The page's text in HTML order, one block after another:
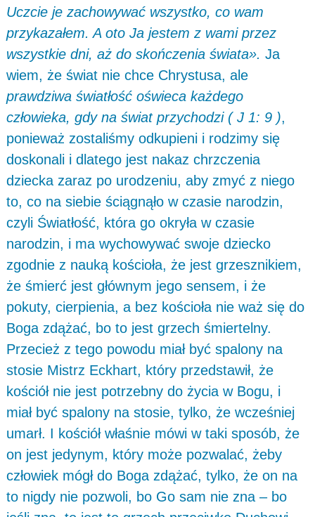
Uczcie je zachowywać wszystko, co wam
przykazałem. A oto Ja jestem z wami przez
wszystkie dni, aż do skończenia świata». Ja
wiem, że świat nie chce Chrystusa, ale
prawdziwa światłość oświeca każdego
człowieka, gdy na świat przychodzi ( J 1: 9 ),
ponieważ zostaliśmy odkupieni i rodzimy się
doskonali i dlatego jest nakaz chrzczenia
dziecka zaraz po urodzeniu, aby zmyć z niego
to, co na siebie ściągnąło w czasie narodzin,
czyli Światłość, która go okryła w czasie
narodzin, i ma wychowywać swoje dziecko
zgodnie z nauką kościoła, że jest grzesznikiem,
że śmierć jest głównym jego sensem, i że
pokuty, cierpienia, a bez kościoła nie waż się do
Boga zdążać, bo to jest grzech śmiertelny.
Przecież z tego powodu miał być spalony na
stosie Mistrz Eckhart, który przedstawił, że
kościół nie jest potrzebny do życia w Bogu, i
miał być spalony na stosie, tylko, że wcześniej
umarł. I kościół właśnie mówi w taki sposób, że
on jest jedynym, który może pozwalać, żeby
człowiek mógł do Boga zdążać, tylko, że on na
to nigdy nie pozwoli, bo Go sam nie zna – bo